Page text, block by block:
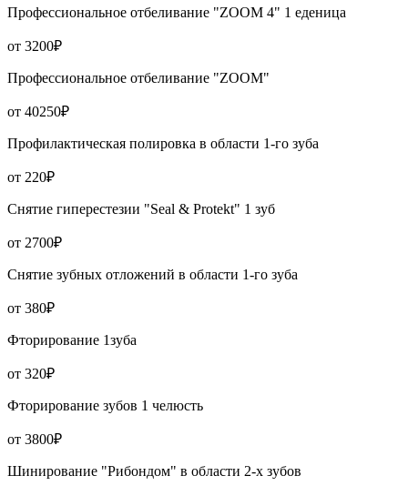
Профессиональное отбеливание "ZOOM 4" 1 еденица
от 3200₽
Профессиональное отбеливание "ZOOM"
от 40250₽
Профилактическая полировка в области 1-го зуба
от 220₽
Снятие гиперестезии "Seal & Protekt" 1 зуб
от 2700₽
Снятие зубных отложений в области 1-го зуба
от 380₽
Фторирование 1зуба
от 320₽
Фторирование зубов 1 челюсть
от 3800₽
Шинирование "Рибондом" в области 2-х зубов